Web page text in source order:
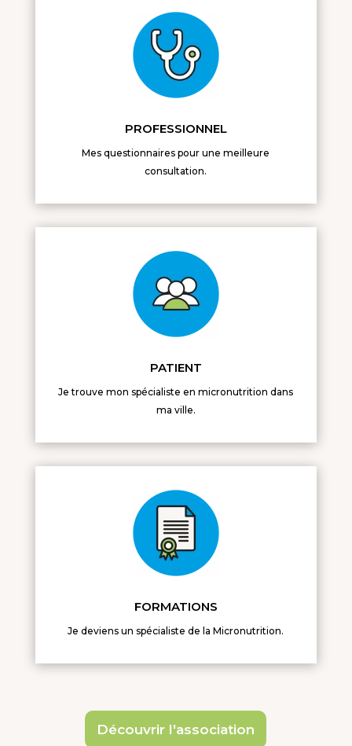
PROFESSIONNEL
Mes questionnaires pour une meilleure
consultation.
PATIENT
Je trouve mon spécialiste en micronutrition dans
ma ville.
FORMATIONS
Je deviens un spécialiste de la Micronutrition.
Découvrir l'association